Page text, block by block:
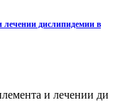
лечении дислипидемии в
и лечении ди